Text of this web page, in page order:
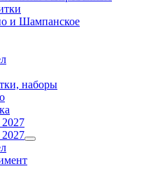
и Шампанское
наборы